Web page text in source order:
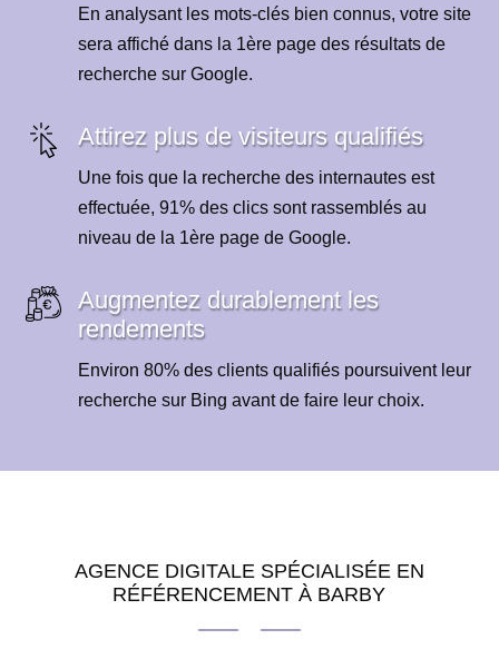
En analysant les mots-clés bien connus, votre site
sera affiché dans la 1ère page des résultats de
recherche sur Google.
Attirez plus de visiteurs qualifiés
Une fois que la recherche des internautes est
effectuée, 91% des clics sont rassemblés au
niveau de la 1ère page de Google.
Augmentez durablement les
rendements
Environ 80% des clients qualifiés poursuivent leur
recherche sur Bing avant de faire leur choix.
AGENCE DIGITALE SPÉCIALISÉE EN
RÉFÉRENCEMENT À BARBY